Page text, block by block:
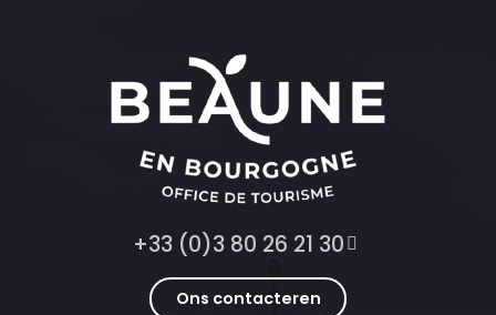
+33 (0)3 80 26 21 30
Ons contacteren